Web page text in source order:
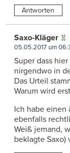
Antworten
Saxo-Kläger
05.05.2017 um
Super dass
nirgendwo in
Das Urteil
Warum wird
Ich habe einen
ebenfalls
Weiß jemand,
beklagte Saxo)